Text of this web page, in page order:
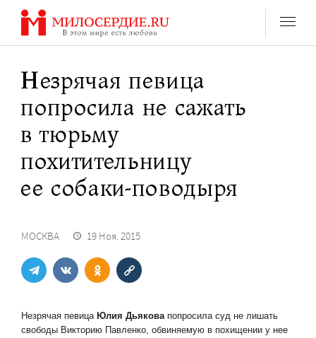
Перейти
содержанию
Незрячая певица
попросила не сажать
в тюрьму
похитительницу
ее собаки-поводыря
МОСКВА 19 Ноя. 2015
Незрячая певица Юлия Дьяковапопросила суд не лишать
свободы Викторию Павленко, обвиняемую в похищении у нее